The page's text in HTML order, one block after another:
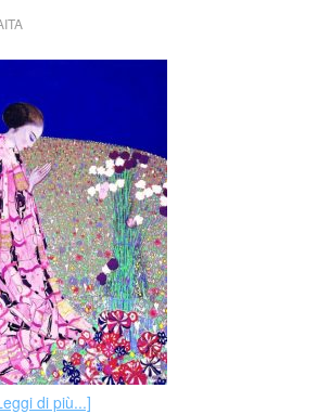
di più...]